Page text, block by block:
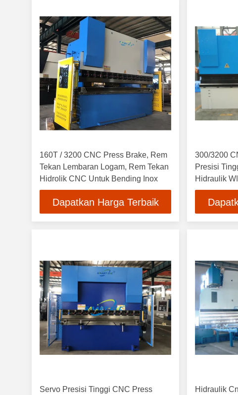
160T / 3200 CNC Press Brake, Rem
Tekan Lembaran Logam, Rem Tekan
Hidrolik CNC Untuk Bending Inox
Dapatkan Harga Terbaik
300/3200
Presisi
Hidraulik
Servo Presisi Tinggi CNC Press
Hidraulik